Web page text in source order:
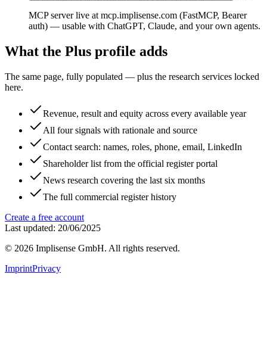
MCP server live at mcp.implisense.com (FastMCP, Bearer
auth) — usable with ChatGPT, Claude, and your own agents.
What the Plus profile adds
The same page, fully populated — plus the research services locked
here.
Revenue, result and equity across every available year
All four signals with rationale and source
Contact search: names, roles, phone, email, LinkedIn
Shareholder list from the official register portal
News research covering the last six months
The full commercial register history
Create a free account
Last updated: 20/06/2025
© 2026 Implisense GmbH. All rights reserved.
ImprintPrivacy